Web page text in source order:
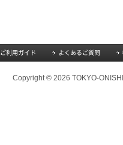
Copyright © 2026 TOKYO-